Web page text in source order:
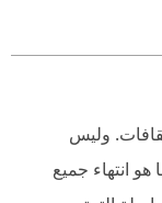
وليس
انتهاء جميع